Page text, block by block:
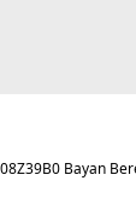
Bayan